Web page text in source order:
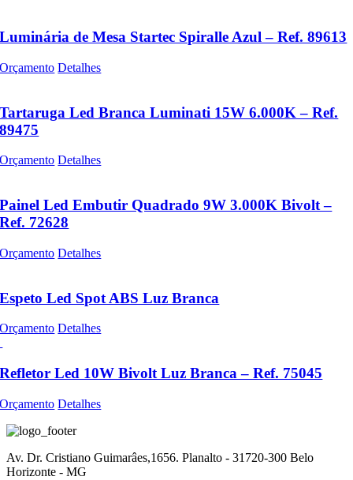
Luminária de Mesa Startec Spiralle Azul – Ref. 89613
Orçamento Detalhes
Tartaruga Led Branca Luminati 15W 6.000K – Ref.
89475
Orçamento Detalhes
Painel Led Embutir Quadrado 9W 3.000K Bivolt –
Ref. 72628
Orçamento Detalhes
Espeto Led Spot ABS Luz Branca
Orçamento Detalhes
Refletor Led 10W Bivolt Luz Branca – Ref. 75045
Orçamento Detalhes
Av. Dr. Cristiano Guimarâes,1656. Planalto - 31720-300 Belo
Horizonte - MG